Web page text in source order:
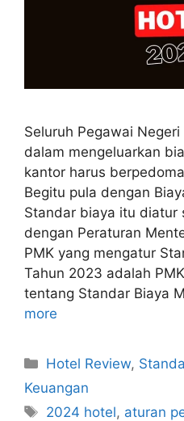
Seluruh Pegawai
dalam mengeluarkan
kantor harus
Begitu pula dengan
Standar biaya itu diatur
dengan Peraturan
PMK yang mengatur
Tahun 2023 adalah
tentang Standar Biaya
more
Categories
Hotel Review,
Keuangan
Tags
2024 hotel, aturan